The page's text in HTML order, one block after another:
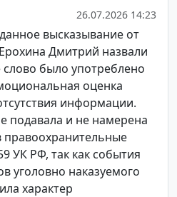
26.07.2026 14:23
высказывание от
Дмитрий назвали
было употреблено
оценка
информации.
подавала и не намерена
правоохранительные
УК РФ, так как события
уголовно наказуемого
характер